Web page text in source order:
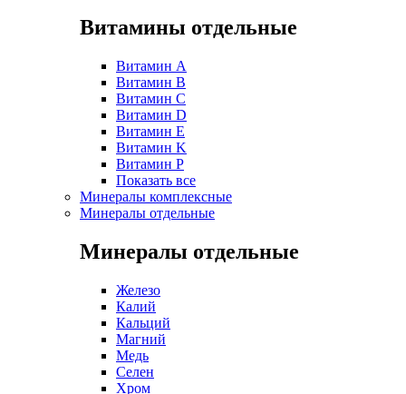
Витамины отдельные
Витамин A
Витамин B
Витамин C
Витамин D
Витамин E
Витамин K
Витамин P
Показать все
Минералы комплексные
Минералы отдельные
Минералы отдельные
Железо
Калий
Кальций
Магний
Медь
Селен
Хром